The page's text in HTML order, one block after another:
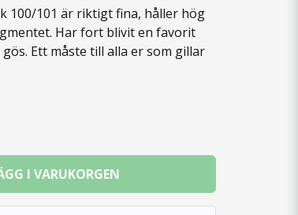
100/101 är riktigt fina, håller hög
Har fort blivit en favorit
Ett måste till alla er som gillar
I VARUKORGEN